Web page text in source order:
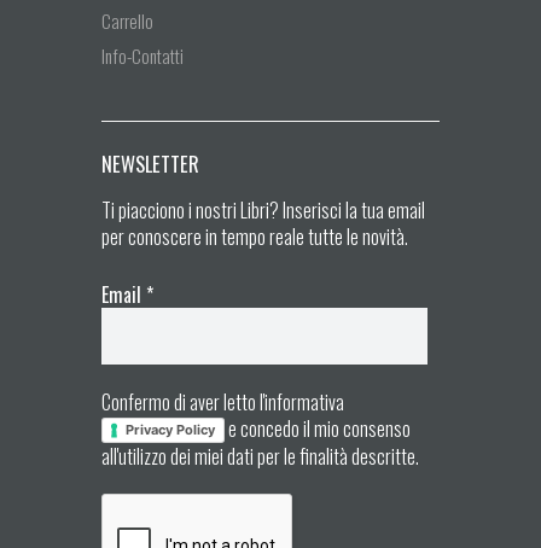
Carrello
Info-Contatti
NEWSLETTER
Ti piacciono i nostri Libri? Inserisci la tua email
per conoscere in tempo reale tutte le novità.
Email *
Confermo di aver letto l'informativa
Privacy Policy
e concedo il mio consenso
all'utilizzo dei miei dati per le finalità descritte.